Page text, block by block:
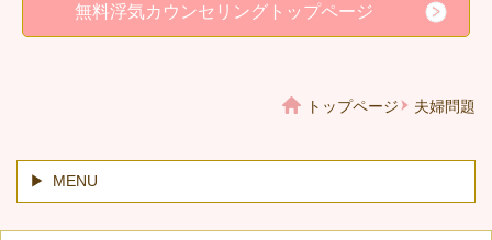
無料浮気カウンセリングトップページ
トップページ 夫婦問題
MENU